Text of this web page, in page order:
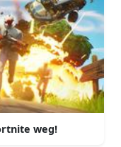
weg!